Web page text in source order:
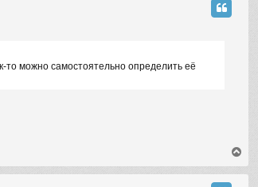
то можно самостоятельно определить её
o
p